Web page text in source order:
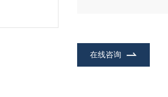
在线咨询